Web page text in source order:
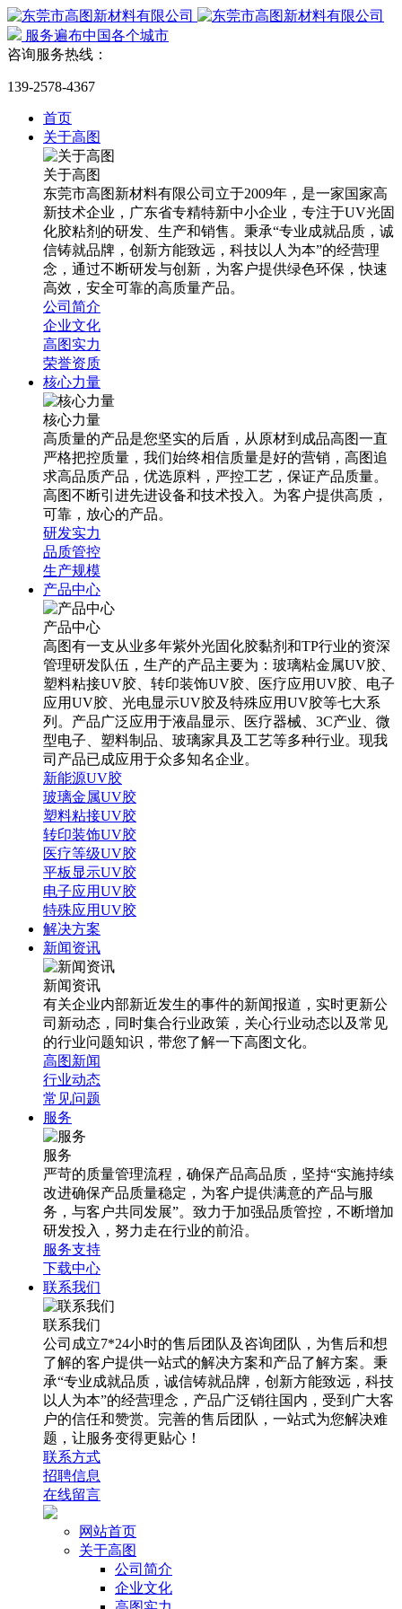
服务遍布中国各个城市
咨询服务热线：
139-2578-4367
首页
关于高图
关于高图
东莞市高图新材料有限公司立于2009年，是一家国家高
新技术企业，广东省专精特新中小企业，专注于UV光固
化胶粘剂的研发、生产和销售。秉承“专业成就品质，诚
信铸就品牌，创新方能致远，科技以人为本”的经营理
念，通过不断研发与创新，为客户提供绿色环保，快速
高效，安全可靠的高质量产品。
公司简介
企业文化
高图实力
荣誉资质
核心力量
核心力量
高质量的产品是您坚实的后盾，从原材到成品高图一直
严格把控质量，我们始终相信质量是好的营销，高图追
求高品质产品，优选原料，严控工艺，保证产品质量。
高图不断引进先进设备和技术投入。为客户提供高质，
可靠，放心的产品。
研发实力
品质管控
生产规模
产品中心
产品中心
高图有一支从业多年紫外光固化胶黏剂和TP行业的资深
管理研发队伍，生产的产品主要为：玻璃粘金属UV胶、
塑料粘接UV胶、转印装饰UV胶、医疗应用UV胶、电子
应用UV胶、光电显示UV胶及特殊应用UV胶等七大系
列。产品广泛应用于液晶显示、医疗器械、3C产业、微
型电子、塑料制品、玻璃家具及工艺等多种行业。现我
司产品已成应用于众多知名企业。
新能源UV胶
玻璃金属UV胶
塑料粘接UV胶
转印装饰UV胶
医疗等级UV胶
平板显示UV胶
电子应用UV胶
特殊应用UV胶
解决方案
新闻资讯
新闻资讯
有关企业内部新近发生的事件的新闻报道，实时更新公
司新动态，同时集合行业政策，关心行业动态以及常见
的行业问题知识，带您了解一下高图文化。
高图新闻
行业动态
常见问题
服务
服务
严苛的质量管理流程，确保产品高品质，坚持“实施持续
改进确保产品质量稳定，为客户提供满意的产品与服
务，与客户共同发展”。致力于加强品质管控，不断增加
研发投入，努力走在行业的前沿。
服务支持
下载中心
联系我们
联系我们
公司成立7*24小时的售后团队及咨询团队，为售后和想
了解的客户提供一站式的解决方案和产品了解方案。秉
承“专业成就品质，诚信铸就品牌，创新方能致远，科技
以人为本”的经营理念，产品广泛销往国内，受到广大客
户的信任和赞赏。完善的售后团队，一站式为您解决难
题，让服务变得更贴心！
联系方式
招聘信息
在线留言
网站首页
关于高图
公司简介
企业文化